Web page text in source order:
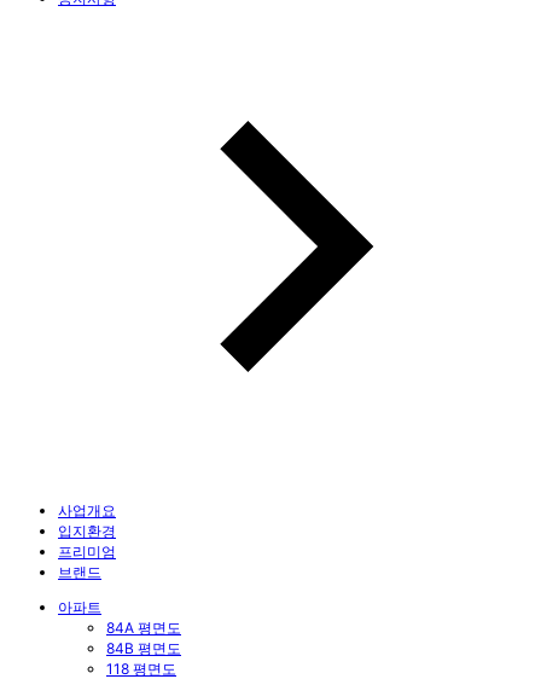
사업개요
입지환경
프리미엄
브랜드
아파트
84A 평면도
84B 평면도
118 평면도